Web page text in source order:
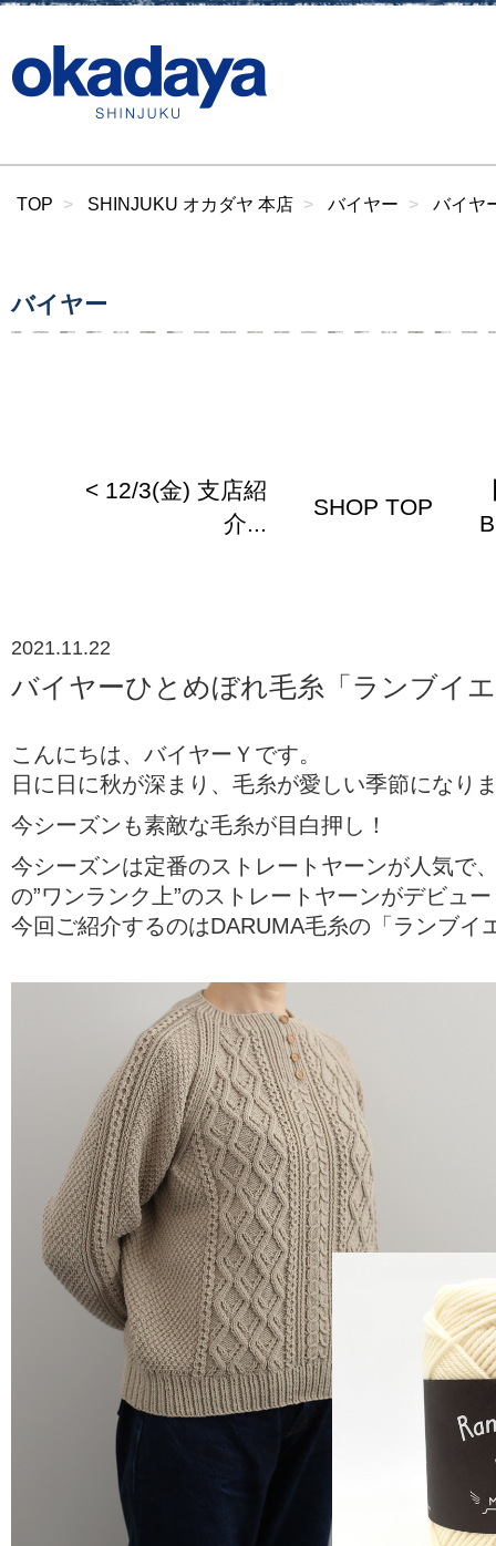
TOP SHINJUKU オカダヤ 本店 バイヤー バイヤ
バイヤー
< 12/3(金) 支店紹
介...
SHOP TOP
2021.11.22
バイヤーひとめぼれ毛糸「ランブイ
こんにちは、バイヤーＹです。
日に日に秋が深まり、毛糸が愛しい季節になり
今シーズンも素敵な毛糸が目白押し！
今シーズンは定番のストレートヤーンが人気で
の”ワンランク上”のストレートヤーンがデビュ
今回ご紹介するのはDARUMA毛糸の「ランブイ